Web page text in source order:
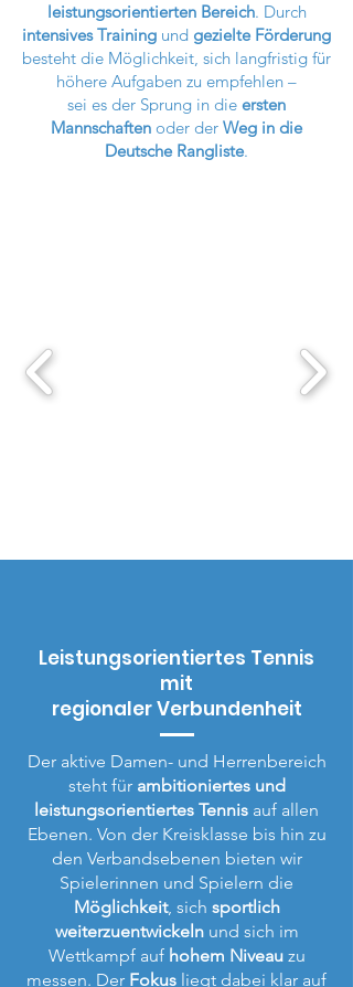
leistungsorientierten Bereich. Durch
intensives Training und gezielte Förderung
besteht die Möglichkeit, sich langfristig für
höhere Aufgaben zu empfehlen –
sei es der Sprung in die ersten
Mannschaften oder der Weg in die
Deutsche Rangliste.
Leistungsorientiertes Tennis
mit
regionaler Verbundenheit
Der aktive Damen- und Herrenbereich
steht für ambitioniertes und
leistungsorientiertes Tennis auf allen
Ebenen. Von der Kreisklasse bis hin zu
den Verbandsebenen bieten wir
Spielerinnen und Spielern die
Möglichkeit, sich sportlich
weiterzuentwickelnund sich im
Wettkampf auf hohem Niveauzu
messen. Der Fokus liegt dabei klar auf